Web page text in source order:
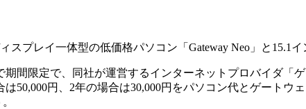
スプレイ一体型の低価格パソコン「Gateway Neo」と15.1
間限定で、同社が運営するインターネットプロバイダ「
50,000円、2年の場合は30,000円をパソコン代とゲート